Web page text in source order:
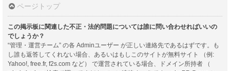
ページトップ
この掲示板に関連した不正・法的問題については誰に問い合わせればいいの
でしょうか？
“管理・運営チーム” の各 Adminユーザー が正しい連絡先であるはずです。も
し誰も返答してくれない場合、あるいはもしこのサイトが無料サイト （例:
Yahoo!, free.fr, f2s.com など） で運営されている場合、ドメイン所持者 （